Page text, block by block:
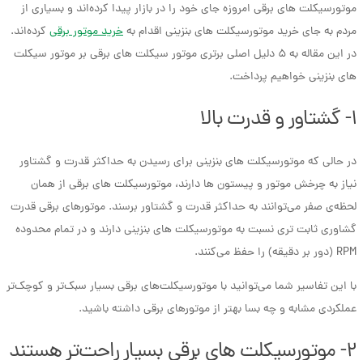
موتورسیکلت های برقی امروزه جای خود را در بازار پیدا کرده‌اند و بسیاری از
مردم به جای خرید موتورسیکلت های بنزینی اقدام بهخرید موتور برقی کرده‌اند.
در این مقاله به ۵ دلیل اصلی برتری موتور سیکلت های برقی بر موتور سیکلت
های بنزینی خواهیم پرداخت.
۱- گشتاور و قدرت بالا
در حالی که موتورسیکلت های بنزینی برای رسیدن به حداکثر قدرت و گشتاور
نیاز به چرخش موتور و پیستون ها دارند، موتورسیکلت های برقی از همان
لحظه‌ی صفر می‌توانند به حداکثر قدرت و گشتاور برسند. موتورهای برقی قدرت
گشاوری ثابت تری نسبت به موتورسیکلت های بنزینی دارند و در تمام محدوده
RPM (دور بر دقیقه) را حفظ می‌کنند.
با این تفاسیر شما می‌توانید با موتورسیکلت‌های برقی بسیار سبک‌تر و کوچک‌تر
عملکردی مشابه و چه بسا بهتر از موتورهای برقی داشته باشید.
۲- موتورسیکلت های برقی بسیار راحت‌تر هستند